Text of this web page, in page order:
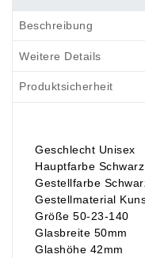
Beschreibung
Weitere Details
Produktsicherheit
Geschlecht Unisex
Hauptfarbe Schwarz
Gestellfarbe
Gestellmaterial
Größe 50-23-140
Glasbreite 50mm
Glashöhe 42mm